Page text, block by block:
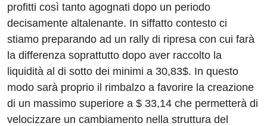
profitti così tanto agognati dopo un periodo
decisamente altalenante. In siffatto contesto ci
stiamo preparando ad un rally di ripresa con cui farà
la differenza soprattutto dopo aver raccolto la
liquidità al di sotto dei minimi a 30,83$. In questo
modo sarà proprio il rimbalzo a favorire la creazione
di un massimo superiore a $ 33,14 che permetterà di
velocizzare un cambiamento nella struttura del